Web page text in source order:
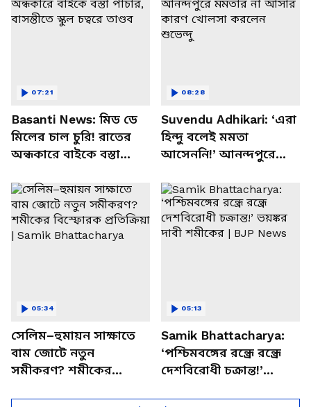
Basanti News: মিড ডে
মিলের চাল চুরি! রাতের
অন্ধকারে বাইকে বস্তা
চত্বরে তাণ্ডব
07:21
Suvendu Adhikari: ‘এরা
হিন্দু বলেই মমতা
আসেননি!’ আনন্দপুরে
খোলসা করলেন শুভেন্দু
08:28
সেলিম–হুমায়ন সাক্ষাতে
বাম জোটে নতুন
সমীকরণ? শমীকের
05:34
Samik Bhattacharya:
‘পশ্চিমবঙ্গের রন্ধ্রে রন্ধ্রে
দেশবিরোধী চক্রান্ত!’
05:13